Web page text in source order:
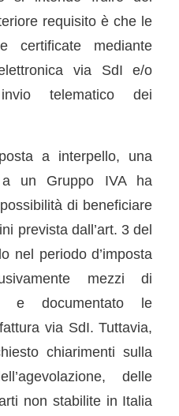
requisito è che le
certificate mediante
via SdI e/o
telematico dei
a interpello, una
a un Gruppo IVA ha
di beneficiare
prevista dall’art. 3 del
nel periodo d’imposta
mezzi di
e documentato le
via SdI. Tuttavia,
chiarimenti sulla
delle
non stabilite in Italia